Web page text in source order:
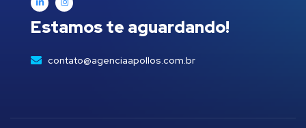
Estamos te aguardando!
contato@agenciaapollos.com.br